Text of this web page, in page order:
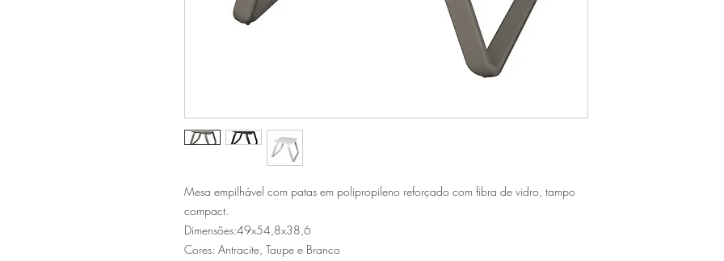
Mesa empilhável com patas em polipropileno reforçado com fibra de vidro, tampo
compact.
Dimensões:49x54,8x38,6
Cores: Antracite, Taupe e Branco